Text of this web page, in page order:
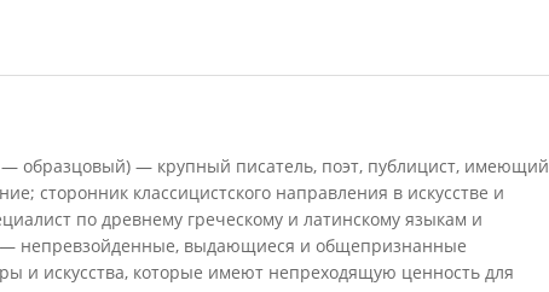
образцовый) — крупный писатель, поэт, публицист, имеющий
сторонник классицистского направления в искусстве и
по древнему греческому и латинскому языкам и
непревзойденные, выдающиеся и общепризнанные
и искусства, которые имеют непреходящую ценность для